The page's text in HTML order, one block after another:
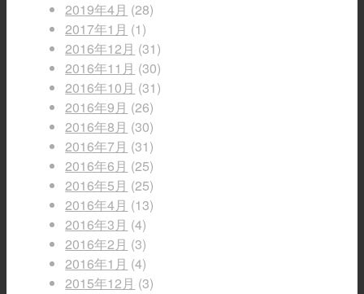
2019年4月 (28)
2017年1月 (1)
2016年12月 (31)
2016年11月 (30)
2016年10月 (31)
2016年9月 (26)
2016年8月 (30)
2016年7月 (31)
2016年6月 (25)
2016年5月 (25)
2016年4月 (13)
2016年3月 (4)
2016年2月 (3)
2016年1月 (4)
2015年12月 (3)